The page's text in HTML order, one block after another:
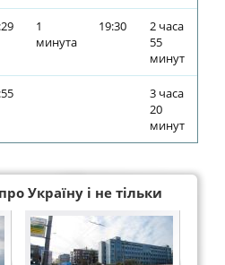
1
минута
19:30
2 часа
55
минут
3 часа
20
минут
Україну і не тільки